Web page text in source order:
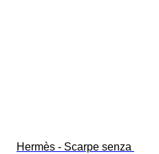
Hermès - Scarpe senza